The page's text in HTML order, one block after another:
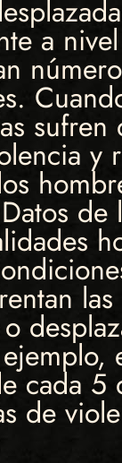
a
sufren
y
de
cada 5
de